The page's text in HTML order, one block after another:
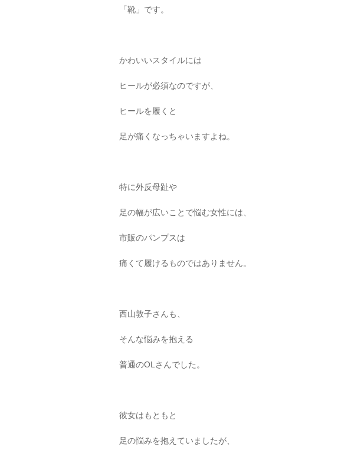
「靴」です。
かわいいスタイルには
ヒールが必須なのですが、
ヒールを履くと
足が痛くなっちゃいますよね。
特に外反母趾や
足の幅が広いことで悩む女性には、
市販のパンプスは
痛くて履けるものではありません。
西山敦子さんも、
そんな悩みを抱える
普通のOLさんでした。
彼女はもともと
足の悩みを抱えていましたが、